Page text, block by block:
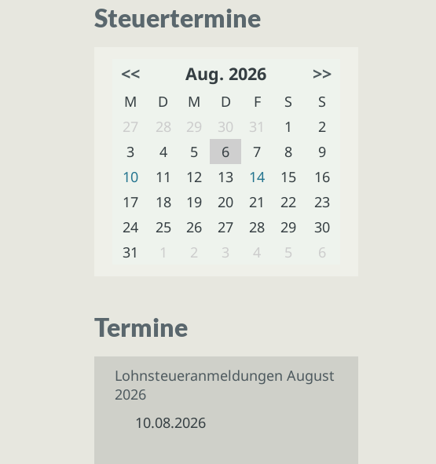
Steuertermine
<< Aug. 2026 >>
M D M D F S
S
27
28 29 30 31 1
2
3
4 5 6 7 8
9
10
11 12 13 14 15
16
17
18 19 20 21 22
23
24
25 26 27 28 29
30
31
1 2 3 4 5 6
Termine
Lohnsteueranmeldungen August
2026
10.08.2026